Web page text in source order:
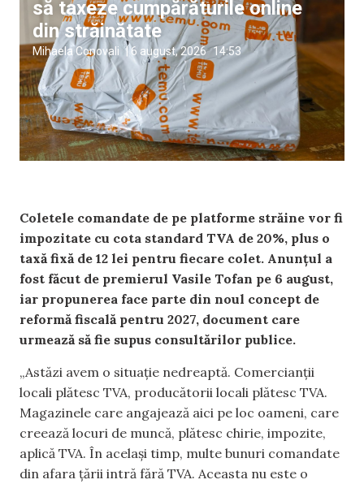
să taxeze cumpărăturile online
din străinătate
Mihaela Conovali | 6 august, 2026 14:53
Coletele comandate de pe platforme străine vor fi
impozitate cu cota standard TVA de 20%, plus o
taxă fixă de 12 lei pentru fiecare colet. Anunțul a
fost făcut de premierul Vasile Tofan pe 6 august,
iar propunerea face parte din noul concept de
reformă fiscală pentru 2027, document care
urmează să fie supus consultărilor publice.
„Astăzi avem o situație nedreaptă. Comercianții
locali plătesc TVA, producătorii locali plătesc TVA.
Magazinele care angajează aici pe loc oameni, care
creează locuri de muncă, plătesc chirie, impozite,
aplică TVA. În același timp, multe bunuri comandate
din afara țării intră fără TVA. Aceasta nu este o